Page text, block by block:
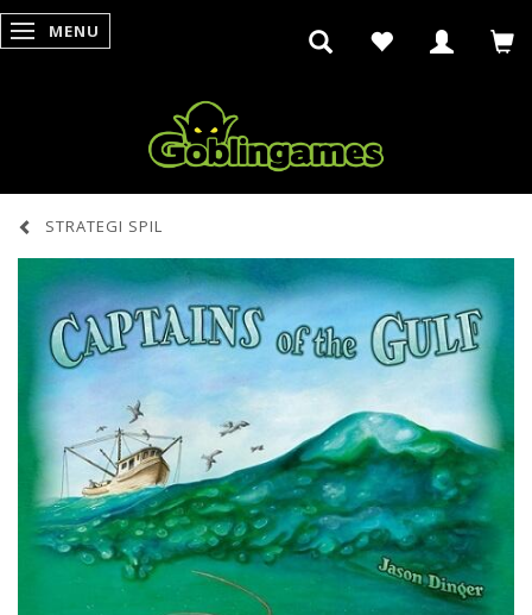
SKIFTE NAVIGATION
MENU
STRATEGI SPIL